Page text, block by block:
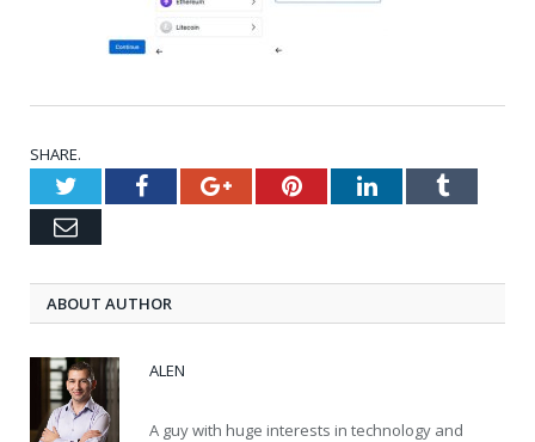
SHARE.
TwitterFacebookGoogle+PinterestLinkedInTumblr
Email
ABOUT AUTHOR
ALEN
A guy with huge interests in technology and